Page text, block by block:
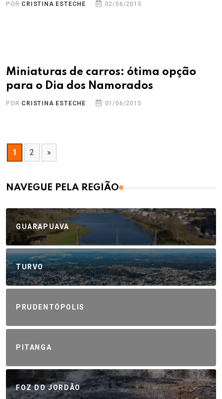
POR CRISTINA ESTECHE 02/06/2015
Miniaturas de carros: ótima opção
para o Dia dos Namorados
POR CRISTINA ESTECHE 01/06/2015
1 2 »
NAVEGUE PELA REGIÃO
GUARAPUAVA
TURVO
PRUDENTÓPOLIS
PITANGA
FOZ DO JORDÃO